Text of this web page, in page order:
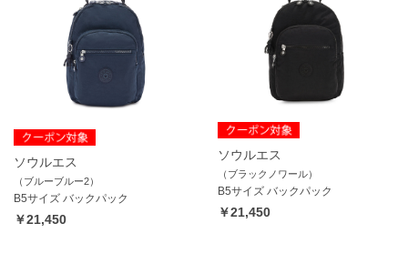
ソウルエス
（ブルーブルー2）
B5サイズ バックパック
￥21,450
ソウルエス
（ブラックノワール）
B5サイズ バックパック
￥21,450